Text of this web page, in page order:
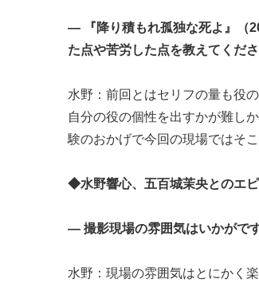
― 『降り積もれ孤独な死よ』（
た点や苦労した点を教えてくだ
水野：前回とはセリフの量も役
自分の役の個性を出すかが難し
験のおかげで今回の現場ではそ
◆水野響心、五百城茉央とのエ
― 撮影現場の雰囲気はいかがで
水野：現場の雰囲気はとにかく